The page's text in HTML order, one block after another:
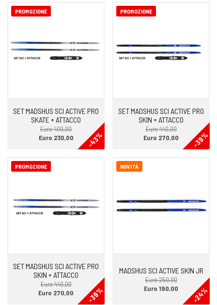
PROMOZIONE
SET MADSHUS SCI ACTIVE PRO
SKATE + ATTACCO
Euro 400,00
-43%
Euro 230,00
PROMOZIONE
SET MADSHUS SCI ACTIVE PRO
SKIN + ATTACCO
Euro 440,00
-39%
Euro 270,00
PROMOZIONE
SET MADSHUS SCI ACTIVE PRO
SKIN + ATTACCO
Euro 440,00
-39%
Euro 270,00
NOVITÀ
MADSHUS SCI ACTIVE SKIN JR
Euro 250,00
-24%
Euro 190,00